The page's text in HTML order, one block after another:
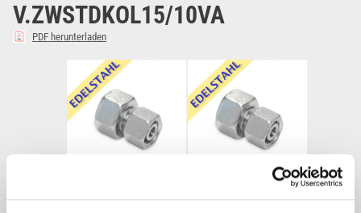
V.ZWSTDKOL15/10VA
PDF herunterladen
GZR Gerade Verbindungsverschr.-reduziert Edelstahl